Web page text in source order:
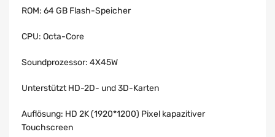
ROM: 64 GB Flash-Speicher
CPU: Octa-Core
Soundprozessor: 4X45W
Unterstützt HD-2D- und 3D-Karten
Auflösung: HD 2K (1920*1200) Pixel kapazitiver
Touchscreen